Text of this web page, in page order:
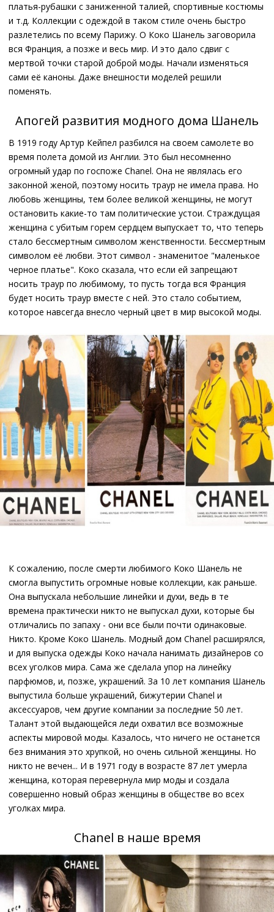
платья-рубашки с заниженной талией, спортивные костюмы
и т.д. Коллекции с одеждой в таком стиле очень быстро
разлетелись по всему Парижу. О Коко Шанель заговорила
вся Франция, а позже и весь мир. И это дало сдвиг с
мертвой точки старой доброй моды. Начали изменяться
сами её каноны. Даже внешности моделей решили
поменять.
Апогей развития модного дома Шанель
В 1919 году Артур Кейпел разбился на своем самолете во
время полета домой из Англии. Это был несомненно
огромный удар по госпоже Chanel. Она не являлась его
законной женой, поэтому носить траур не имела права. Но
любовь женщины, тем более великой женщины, не могут
остановить какие-то там политические устои. Страждущая
женщина с убитым горем сердцем выпускает то, что теперь
стало бессмертным символом женственности. Бессмертным
символом её любви. Этот символ - знаменитое "маленькое
черное платье". Коко сказала, что если ей запрещают
носить траур по любимому, то пусть тогда вся Франция
будет носить траур вместе с ней. Это стало событием,
которое навсегда внесло черный цвет в мир высокой моды.
К сожалению, после смерти любимого Коко Шанель не
смогла выпустить огромные новые коллекции, как раньше.
Она выпускала небольшие линейки и духи, ведь в те
времена практически никто не выпускал духи, которые бы
отличались по запаху - они все были почти одинаковые.
Никто. Кроме Коко Шанель. Модный дом Chanel расширялся,
и для выпуска одежды Коко начала нанимать дизайнеров со
всех уголков мира. Сама же сделала упор на линейку
парфюмов, и, позже, украшений. За 10 лет компания Шанель
выпустила больше украшений, бижутерии Chanel и
аксессуаров, чем другие компании за последние 50 лет.
Талант этой выдающейся леди охватил все возможные
аспекты мировой моды. Казалось, что ничего не останется
без внимания это хрупкой, но очень сильной женщины. Но
никто не вечен... И в 1971 году в возрасте 87 лет умерла
женщина, которая перевернула мир моды и создала
совершенно новый образ женщины в обществе во всех
уголках мира.
Chanel в наше время